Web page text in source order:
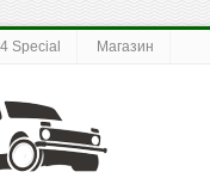
Special Магазин